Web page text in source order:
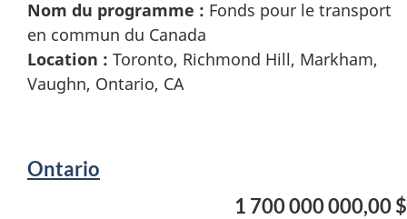
Nom du programme : Fonds pour le transport
en commun du Canada
Location : Toronto, Richmond Hill, Markham,
Vaughn, Ontario, CA
Ontario
1 700 000 000,00 $